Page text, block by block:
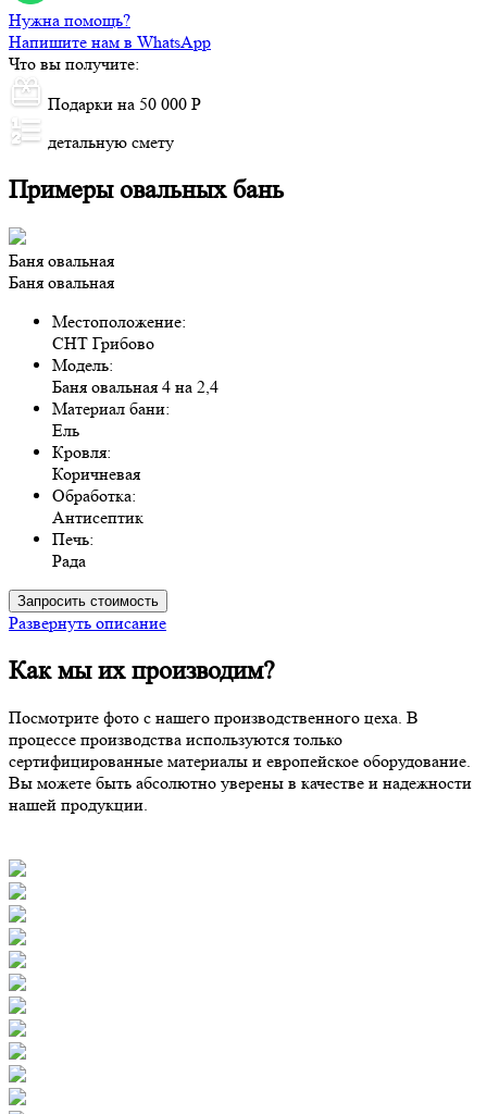
Нужна помощь?
Напишите нам в WhatsApp
Что вы получите:
Подарки на 50 000 Р
детальную смету
Примеры овальных бань
Баня овальная
Баня овальная
Местоположение:
СНТ Грибово
Модель:
Баня овальная 4 на 2,4
Материал бани:
Ель
Кровля:
Коричневая
Обработка:
Антисептик
Печь:
Рада
Запросить стоимость
Развернуть описание
Как мы их производим?
Посмотрите фото с нашего производственного цеха. В
процессе производства используются только
сертифицированные материалы и европейское оборудование.
Вы можете быть абсолютно уверены в качестве и надежности
нашей продукции.